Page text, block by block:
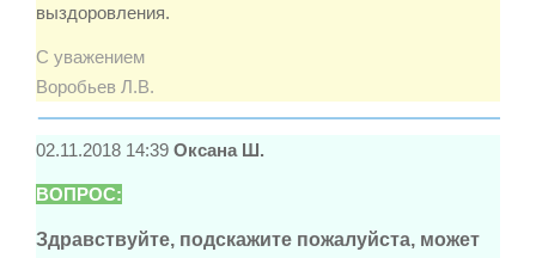
выздоровления.
С уважением
Воробьев Л.В.
02.11.2018 14:39 Оксана Ш.
ВОПРОС:
Здравствуйте, подскажите пожалуйста, может